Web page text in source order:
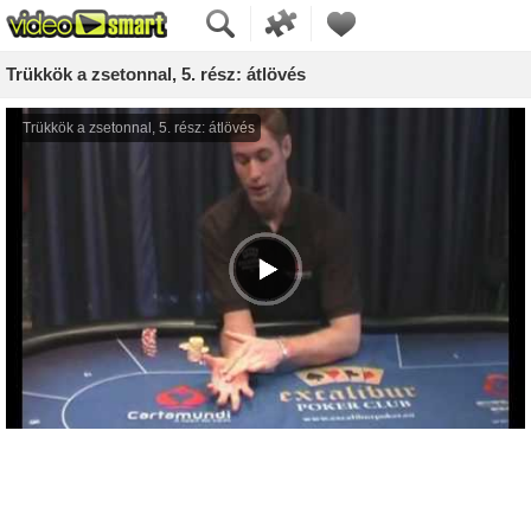
Trükkök a zsetonnal, 5. rész: átlövés